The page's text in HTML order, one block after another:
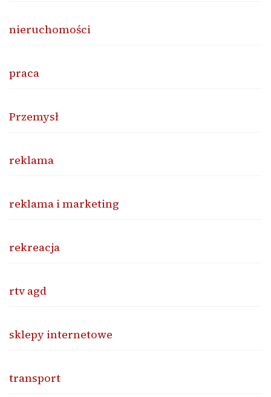
nieruchomości
praca
Przemysł
reklama
reklama i marketing
rekreacja
rtv agd
sklepy internetowe
transport